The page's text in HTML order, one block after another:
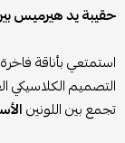
حقيبة يد هيرميس
استمتعي بأناقة
التصميم
تجمع بين اللونين